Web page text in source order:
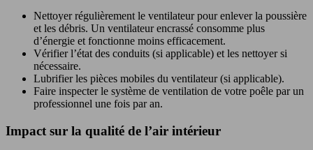
Nettoyer régulièrement le ventilateur pour enlever la poussière
et les débris. Un ventilateur encrassé consomme plus
d’énergie et fonctionne moins efficacement.
Vérifier l’état des conduits (si applicable) et les nettoyer si
nécessaire.
Lubrifier les pièces mobiles du ventilateur (si applicable).
Faire inspecter le système de ventilation de votre poêle par un
professionnel une fois par an.
Impact sur la qualité de l’air intérieur